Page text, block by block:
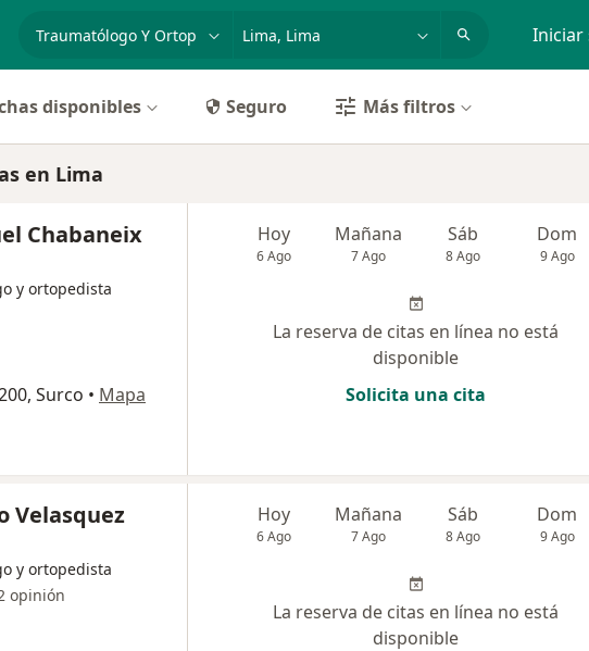
especialidad, enfermedad o nombre Iniciar
disponibles Seguro Más filtros
en Lima
Chabaneix
y ortopedista
Surco • Mapa
Hoy
6 Ago
Mañana
7 Ago
Sáb
8 Ago
Dom
9 Ago
La reserva de citas en línea no está
disponible
Solicita una cita
Velasquez
y ortopedista
opinión
Hoy
6 Ago
Mañana
7 Ago
Sáb
8 Ago
Dom
9 Ago
La reserva de citas en línea no está
disponible